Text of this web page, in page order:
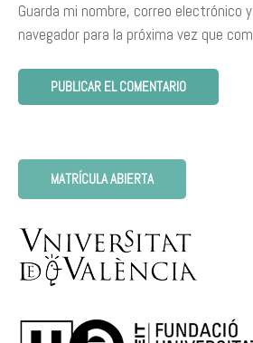
Guarda mi nombre, correo electrónico
navegador para la próxima vez que
MATRÍCULA ABIERTA